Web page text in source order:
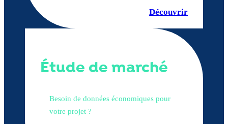
Découvrir
Étude de marché
Besoin de données économiques pour
votre projet ?